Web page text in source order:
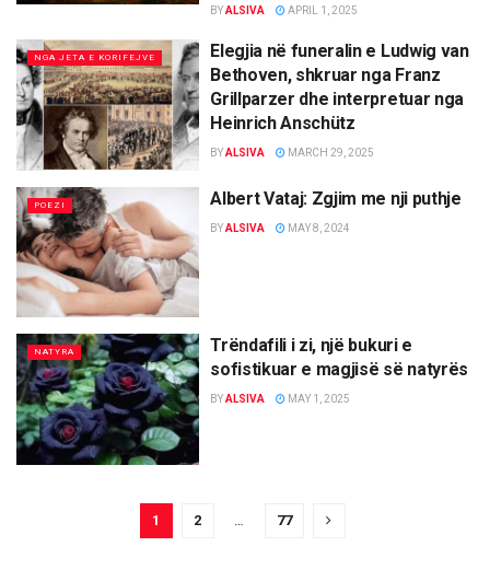
BYALSIVA APRIL 1, 2025
NGA JETA E KORIFEJVE
Elegjia në funeralin e Ludwig van
Bethoven, shkruar nga Franz
Grillparzer dhe interpretuar nga
Heinrich Anschütz
BYALSIVA MARCH 29, 2025
POEZI Albert Vataj: Zgjim me nji puthje
BYALSIVA MAY 8, 2024
NATYRA
Trëndafili i zi, një bukuri e
sofistikuar e magjisë së natyrës
BYALSIVA MAY 1, 2025
1 2 77